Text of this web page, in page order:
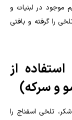
موجود در لبنیات و
را گرفته و بافتی
از
و سرکه)
تلخی اسفناج را